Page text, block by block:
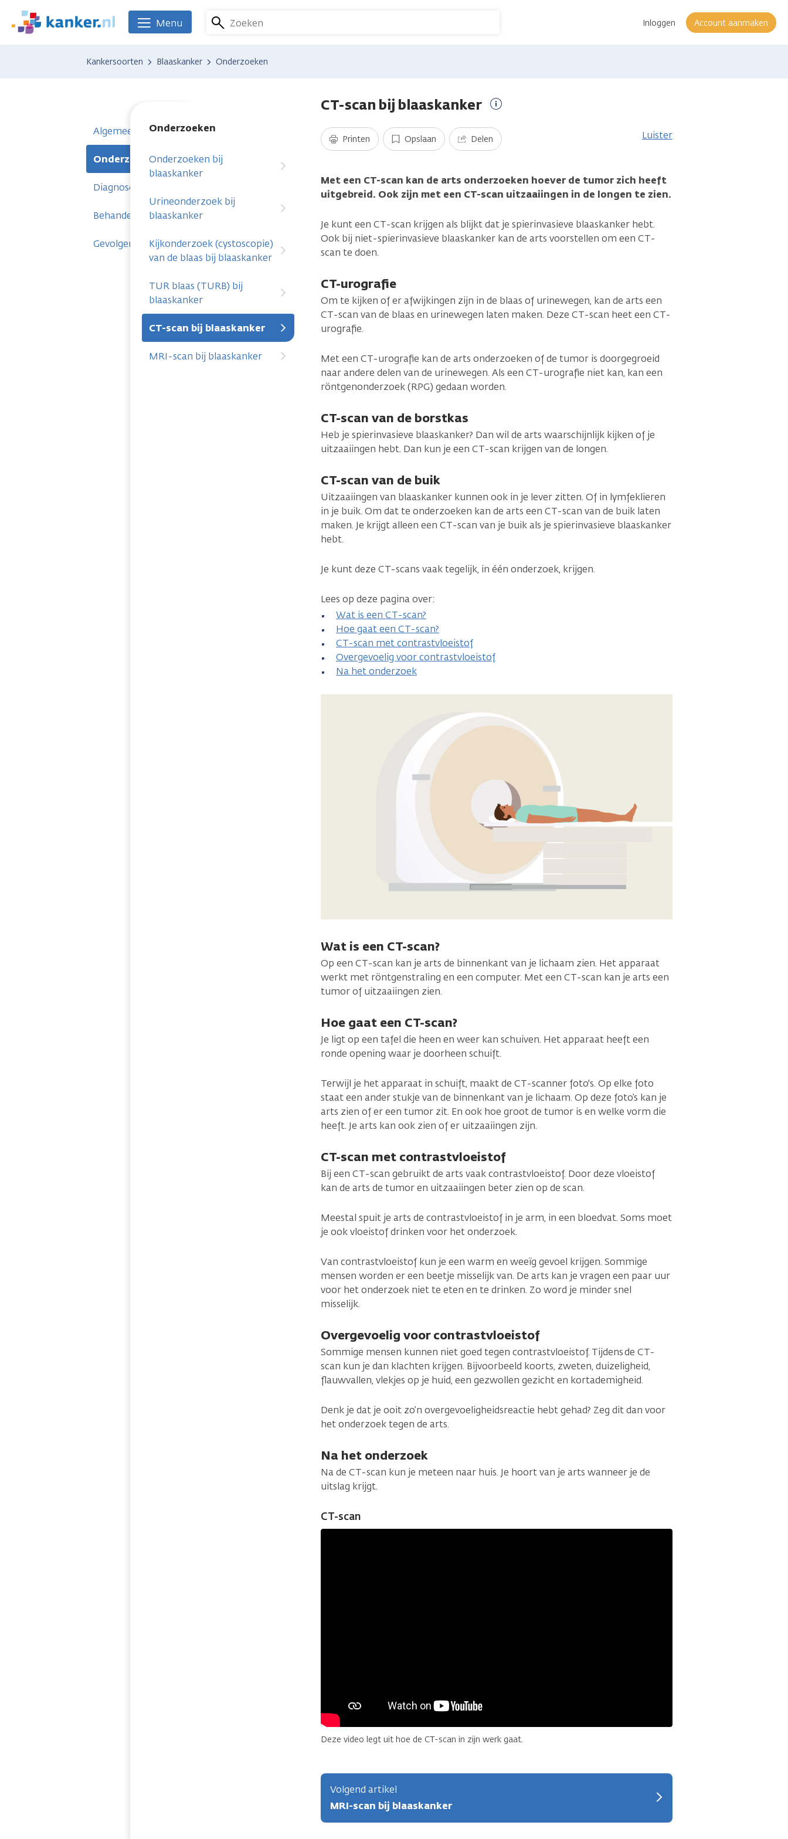
naar
We
zijn
Zoeken Inloggen Account aanmaken
Menu
Kankersoorten Blaaskanker Onderzoeken
Algemeen
Onderzoeken
Onderzoeken
Onderzoeken bij
blaaskanker
Urineonderzoek bij
blaaskanker
Kijkonderzoek (cystoscopie)
van de blaas bij blaaskanker
TUR blaas (TURB) bij
blaaskanker
CT-scan bij blaaskanker
MRI-scan bij blaaskanker
Diagnose
Behandelingen
Gevolgen
CT-scan bij blaaskanker
informatie
Printen Opslaan Delen Luister
Met een CT-scan kan de arts onderzoeken hoever de tumor zich heeft
uitgebreid. Ook zijn met een CT-scan uitzaaiingen in de longen te zien.
Je kunt een CT-scan krijgen als blijkt dat je spierinvasieve blaaskanker hebt.
Ook bij niet-spierinvasieve blaaskanker kan de arts voorstellen om een CT-
scan te doen.
CT-urografie
Om te kijken of er afwijkingen zijn in de blaas of urinewegen, kan de arts een
CT-scan van de blaas en urinewegen laten maken. Deze CT-scan heet een CT-
urografie.
Met een CT-urografie kan de arts onderzoeken of de tumor is doorgegroeid
naar andere delen van de urinewegen. Als een CT-urografie niet kan, kan een
röntgenonderzoek (RPG) gedaan worden.
CT-scan van de borstkas
Heb je spierinvasieve blaaskanker? Dan wil de arts waarschijnlijk kijken of je
uitzaaiingen hebt. Dan kun je een CT-scan krijgen van de longen.
CT-scan van de buik
Uitzaaiingen van blaaskanker kunnen ook in je lever zitten. Of in lymfeklieren
in je buik. Om dat te onderzoeken kan de arts een CT-scan van de buik laten
maken. Je krijgt alleen een CT-scan van je buik als je spierinvasieve blaaskanker
hebt.
Je kunt deze CT-scans vaak tegelijk, in één onderzoek, krijgen.
Lees op deze pagina over:
Wat is een CT-scan?
Hoe gaat een CT-scan?
CT-scan met contrastvloeistof
Overgevoelig voor contrastvloeistof
Na het onderzoek
Wat is een CT-scan?
Op een CT-scan kan je arts de binnenkant van je lichaam zien. Het apparaat
werkt met röntgenstraling en een computer. Met een CT-scan kan je arts een
tumor of uitzaaiingen zien.
Hoe gaat een CT-scan?
Je ligt op een tafel die heen en weer kan schuiven. Het apparaat heeft een
ronde opening waar je doorheen schuift.
Terwijl je het apparaat in schuift, maakt de CT-scanner foto's. Op elke foto
staat een ander stukje van de binnenkant van je lichaam. Op deze foto’s kan je
arts zien of er een tumor zit. En ook hoe groot de tumor is en welke vorm die
heeft. Je arts kan ook zien of er uitzaaiingen zijn.
CT-scan met contrastvloeistof
Bij een CT-scan gebruikt de arts vaak contrastvloeistof. Door deze vloeistof
kan de arts de tumor en uitzaaiingen beter zien op de scan.
Meestal spuit je arts de contrastvloeistof in je arm, in een bloedvat. Soms moet
je ook vloeistof drinken voor het onderzoek.
Van contrastvloeistof kun je een warm en weeïg gevoel krijgen. Sommige
mensen worden er een beetje misselijk van. De arts kan je vragen een paar uur
voor het onderzoek niet te eten en te drinken. Zo word je minder snel
misselijk.
Overgevoelig voor contrastvloeistof
Sommige mensen kunnen niet goed tegen contrastvloeistof. Tijdens de CT-
scan kun je dan klachten krijgen. Bijvoorbeeld koorts, zweten, duizeligheid,
flauwvallen, vlekjes op je huid, een gezwollen gezicht en kortademigheid.
Denk je dat je ooit zo’n overgevoeligheidsreactie hebt gehad? Zeg dit dan voor
het onderzoek tegen de arts.
Na het onderzoek
Na de CT-scan kun je meteen naar huis. Je hoort van je arts wanneer je de
uitslag krijgt.
CT-scan
Deze video legt uit hoe de CT-scan in zijn werk gaat.
Volgend artikel
MRI-scan bij blaaskanker